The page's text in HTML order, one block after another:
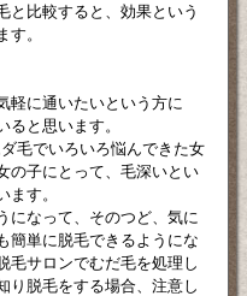
と比較すると、効果という
す。
軽に通いたいという方に
ると思います。
毛でいろいろ悩んできた女
の子にとって、毛深いとい
ます。
になって、そのつど、気に
簡単に脱毛できるようにな
毛サロンでむだ毛を処理し
り脱毛をする場合、注意し